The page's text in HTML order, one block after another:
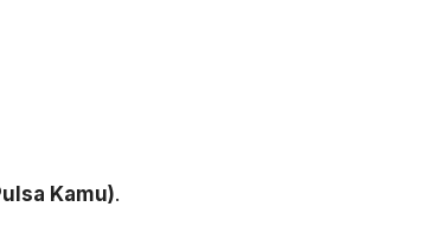
Kamu).